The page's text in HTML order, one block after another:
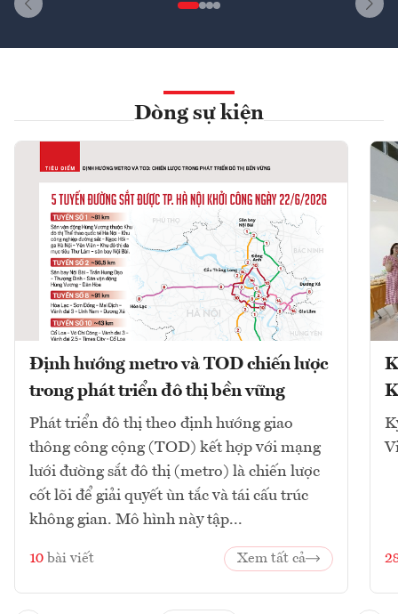
Dòng sự kiện
Định hướng metro và TOD chiến lược
trong phát triển đô thị bền vững
Phát triển đô thị theo định hướng giao
thông công cộng (TOD) kết hợp với mạng
lưới đường sắt đô thị (metro) là chiến lược
cốt lõi để giải quyết ùn tắc và tái cấu trúc
không gian. Mô hình này tập...
10 bài viết Xem tất cả